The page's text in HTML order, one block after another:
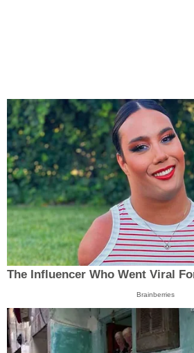
The Influencer Who Went Viral
Brainberries